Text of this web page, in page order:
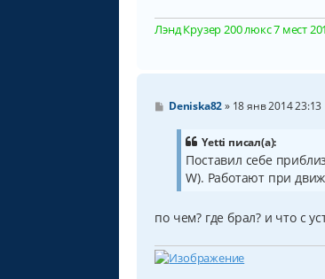
Лэнд Крузер 200 люкс 7 мест
СDeniska82» 18 янв 2014 23:13
Yetti писал(а):
Поставил себе
W). Работают при
по чем? где брал? и что с